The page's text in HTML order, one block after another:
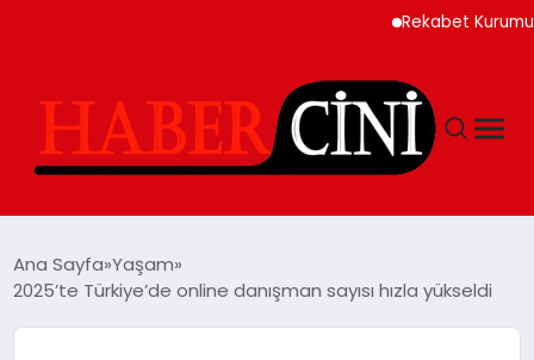
Rekabet Kurumu
Ana Sayfa Yaşam
2025’te Türkiye’de online danışman sayısı hızla yükseldi